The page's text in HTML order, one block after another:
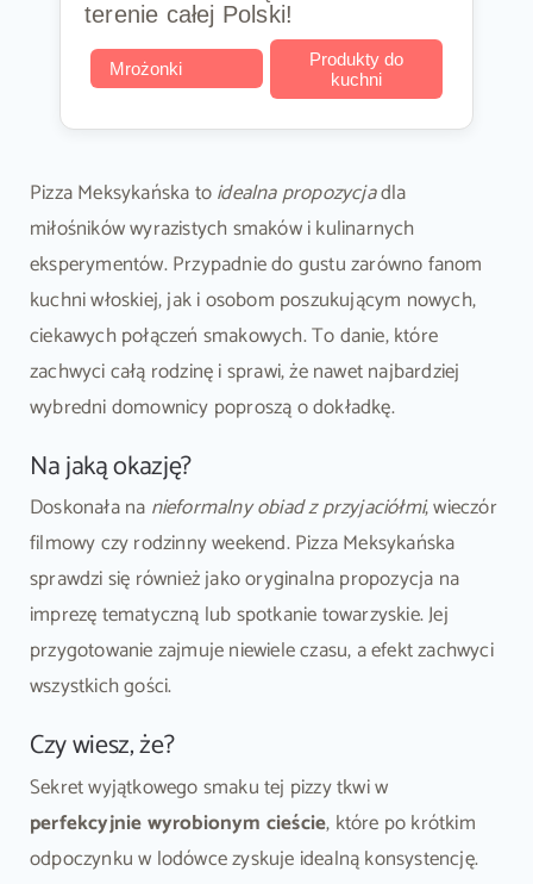
terenie całej Polski!
Mrożonki
Produkty do
kuchni
Pizza Meksykańska toidealna propozycjadla
miłośników wyrazistych smaków i kulinarnych
eksperymentów. Przypadnie do gustu zarówno fanom
kuchni włoskiej, jak i osobom poszukującym nowych,
ciekawych połączeń smakowych. To danie, które
zachwyci całą rodzinę i sprawi, że nawet najbardziej
wybredni domownicy poproszą o dokładkę.
Na jaką okazję?
Doskonała na nieformalny obiad z przyjaciółmi, wieczór
filmowy czy rodzinny weekend. Pizza Meksykańska
sprawdzi się również jako oryginalna propozycja na
imprezę tematyczną lub spotkanie towarzyskie. Jej
przygotowanie zajmuje niewiele czasu, a efekt zachwyci
wszystkich gości.
Czy wiesz, że?
Sekret wyjątkowego smaku tej pizzy tkwi w
perfekcyjnie wyrobionym cieście, które po krótkim
odpoczynku w lodówce zyskuje idealną konsystencję.